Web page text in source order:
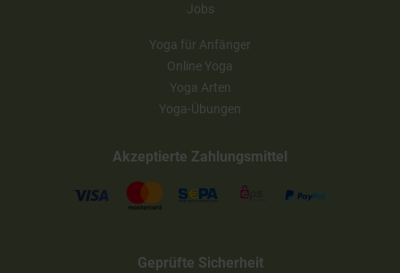
Jobs
Yoga für Anfänger
Online Yoga
Yoga Arten
Yoga-Übungen
Akzeptierte Zahlungsmittel
Geprüfte Sicherheit